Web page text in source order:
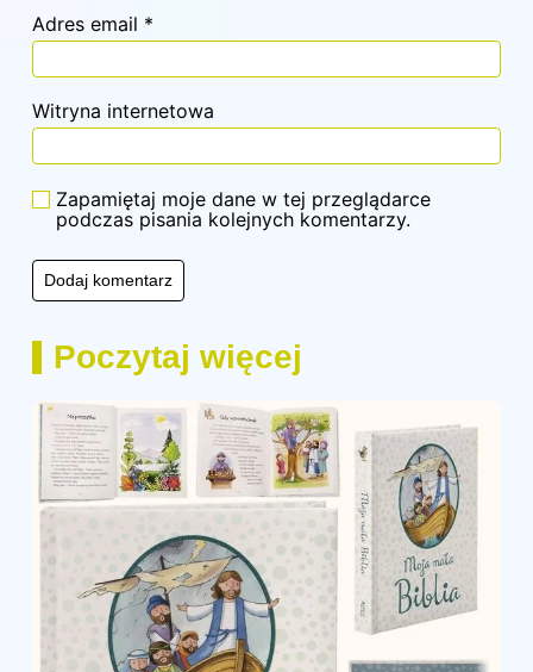
Adres email *
Witryna internetowa
Zapamiętaj moje dane w tej przeglądarce
podczas pisania kolejnych komentarzy.
Poczytaj więcej